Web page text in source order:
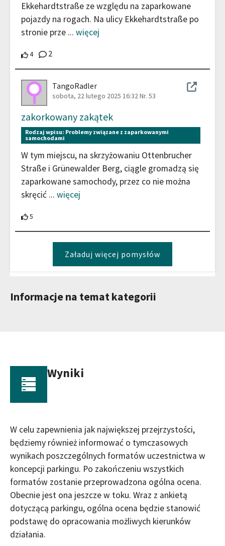
Ekkehardtstraße ze względu na zaparkowane
pojazdy na rogach. Na ulicy Ekkehardtstraße po
stronie prze ... więcej
44 Uczestnicy wspierają ten wkład
2
TangoRadler
sobota, 22 lutego 2025 16:32Nr. 53
zakorkowany zakątek
Rodzaj wpisu: Problemy związane z zaparkowanymi
samochodami
W tym miejscu, na skrzyżowaniu Ottenbrucher
Straße i Grünewalder Berg, ciągle gromadzą się
zaparkowane samochody, przez co nie można
skręcić ... więcej
5
Załaduj więcej pomysłów
Informacje na temat kategorii
Wyniki
W celu zapewnienia jak największej przejrzystości,
będziemy również informować o tymczasowych
wynikach poszczególnych formatów uczestnictwa w
koncepcji parkingu. Po zakończeniu wszystkich
formatów zostanie przeprowadzona ogólna ocena.
Obecnie jest ona jeszcze w toku. Wraz z ankietą
dotyczącą parkingu, ogólna ocena będzie stanowić
podstawę do opracowania możliwych kierunków
działania.